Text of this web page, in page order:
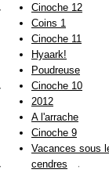
Cinoche 12
Coins 1
Cinoche 11
Hyaark!
Poudreuse
Cinoche 10
2012
A l'arrache
Cinoche 9
Vacances sous
cendres